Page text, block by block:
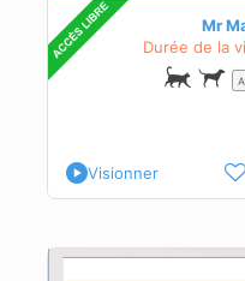
Mr
Durée de la
Visionner